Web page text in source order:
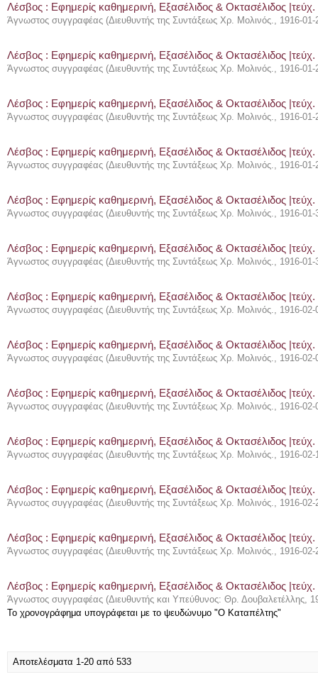
Λέσβος : Eφημερίς καθημερινή, Εξασέλιδος & Οκτασέλιδος
Άγνωστος συγγραφέας (Διευθυντής της Συντάξεως Χρ. Μολινός., 1916-01-
Λέσβος : Eφημερίς καθημερινή, Εξασέλιδος & Οκτασέλιδος
Άγνωστος συγγραφέας (Διευθυντής της Συντάξεως Χρ. Μολινός., 1916-01-
Λέσβος : Eφημερίς καθημερινή, Εξασέλιδος & Οκτασέλιδος
Άγνωστος συγγραφέας (Διευθυντής της Συντάξεως Χρ. Μολινός., 1916-01-
Λέσβος : Eφημερίς καθημερινή, Εξασέλιδος & Οκτασέλιδος
Άγνωστος συγγραφέας (Διευθυντής της Συντάξεως Χρ. Μολινός., 1916-01-
Λέσβος : Eφημερίς καθημερινή, Εξασέλιδος & Οκτασέλιδος
Άγνωστος συγγραφέας (Διευθυντής της Συντάξεως Χρ. Μολινός., 1916-01-
Λέσβος : Eφημερίς καθημερινή, Εξασέλιδος & Οκτασέλιδος
Άγνωστος συγγραφέας (Διευθυντής της Συντάξεως Χρ. Μολινός., 1916-01-
Λέσβος : Eφημερίς καθημερινή, Εξασέλιδος & Οκτασέλιδος
Άγνωστος συγγραφέας (Διευθυντής της Συντάξεως Χρ. Μολινός., 1916-02-
Λέσβος : Eφημερίς καθημερινή, Εξασέλιδος & Οκτασέλιδος
Άγνωστος συγγραφέας (Διευθυντής της Συντάξεως Χρ. Μολινός., 1916-02-
Λέσβος : Eφημερίς καθημερινή, Εξασέλιδος & Οκτασέλιδος
Άγνωστος συγγραφέας (Διευθυντής της Συντάξεως Χρ. Μολινός., 1916-02-
Λέσβος : Eφημερίς καθημερινή, Εξασέλιδος & Οκτασέλιδος
Άγνωστος συγγραφέας (Διευθυντής της Συντάξεως Χρ. Μολινός., 1916-02-
Λέσβος : Eφημερίς καθημερινή, Εξασέλιδος & Οκτασέλιδος
Άγνωστος συγγραφέας (Διευθυντής της Συντάξεως Χρ. Μολινός., 1916-02-
Λέσβος : Eφημερίς καθημερινή, Εξασέλιδος & Οκτασέλιδος
Άγνωστος συγγραφέας (Διευθυντής της Συντάξεως Χρ. Μολινός., 1916-02-
Λέσβος : Eφημερίς καθημερινή, Εξασέλιδος & Οκτασέλιδος
Άγνωστος συγγραφέας (Διευθυντής και Υπεύθυνος: Θρ. Δουβαλετέλλης,
Το χρονογράφημα υπογράφεται με το ψευδώνυμο "Ο Καταπέλτης"
Αποτελέσματα 1-20 από 533